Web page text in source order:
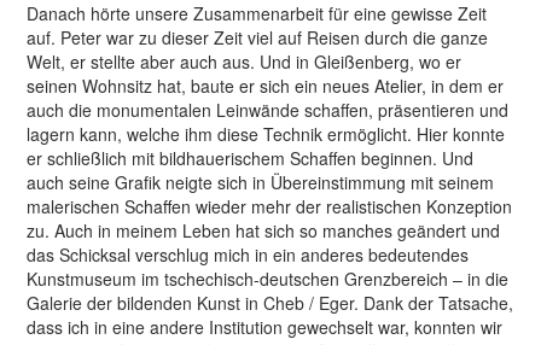
Danach hörte unsere Zusammenarbeit für eine gewisse Zeit
auf. Peter war zu dieser Zeit viel auf Reisen durch die ganze
Welt, er stellte aber auch aus. Und in Gleißenberg, wo er
seinen Wohnsitz hat, baute er sich ein neues Atelier, in dem er
auch die monumentalen Leinwände schaffen, präsentieren und
lagern kann, welche ihm diese Technik ermöglicht. Hier konnte
er schließlich mit bildhauerischem Schaffen beginnen. Und
auch seine Grafik neigte sich in Übereinstimmung mit seinem
malerischen Schaffen wieder mehr der realistischen Konzeption
zu. Auch in meinem Leben hat sich so manches geändert und
das Schicksal verschlug mich in ein anderes bedeutendes
Kunstmuseum im tschechisch-deutschen Grenzbereich – in die
Galerie der bildenden Kunst in Cheb / Eger. Dank der Tatsache,
dass ich in eine andere Institution gewechselt war, konnten wir